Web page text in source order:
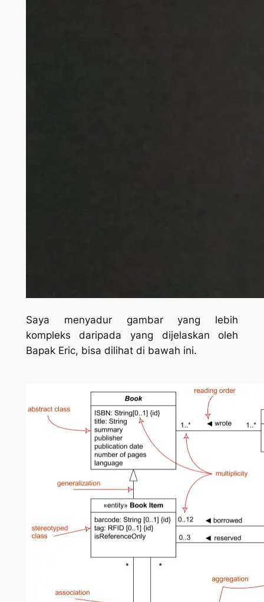
Saya menyadur gambar yang lebih
kompleks daripada yang dijelaskan oleh
Bapak Eric, bisa dilihat di bawah ini.